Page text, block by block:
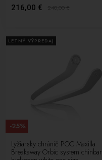
216,00 € 240,00€
LETNÝ VÝPREDAJ
Lyžiarsky chránič POC Maxilla
Breakaway Orbic system chinbar
-25%